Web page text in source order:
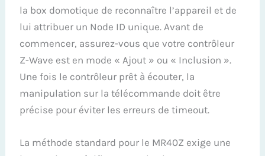
la box domotique de reconnaître l’appareil et de
lui attribuer un Node ID unique. Avant de
commencer, assurez-vous que votre contrôleur
Z-Wave est en mode « Ajout » ou « Inclusion ».
Une fois le contrôleur prêt à écouter, la
manipulation sur la télécommande doit être
précise pour éviter les erreurs de timeout.
La méthode standard pour le MR40Z exige une